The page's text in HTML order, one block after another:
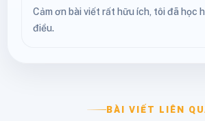
Cảm ơn bài viết rất hữu ích, tôi đã học
điều.
BÀI VIẾT LIÊN